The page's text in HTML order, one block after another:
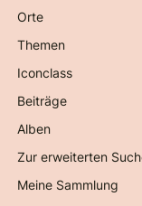
Orte
Themen
Iconclass
Beiträge
Alben
Zur erweiterten
Meine Sammlung